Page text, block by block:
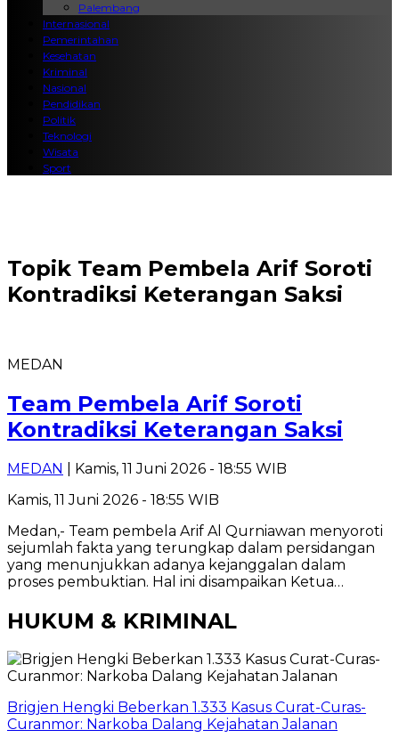
Palembang
Internasional
Pemerintahan
Kesehatan
Kriminal
Nasional
Pendidikan
Politik
Teknologi
Wisata
Sport
Topik Team Pembela Arif Soroti
Kontradiksi Keterangan Saksi
MEDAN
Team Pembela Arif Soroti
Kontradiksi Keterangan Saksi
MEDAN
| Kamis, 11 Juni 2026 - 18:55 WIB
Kamis, 11 Juni 2026 - 18:55 WIB
Medan,- Team pembela Arif Al Qurniawan menyoroti
sejumlah fakta yang terungkap dalam persidangan
yang menunjukkan adanya kejanggalan dalam
proses pembuktian. Hal ini disampaikan Ketua…
HUKUM & KRIMINAL
Brigjen Hengki Beberkan 1.333 Kasus Curat-Curas-
Curanmor: Narkoba Dalang Kejahatan Jalanan